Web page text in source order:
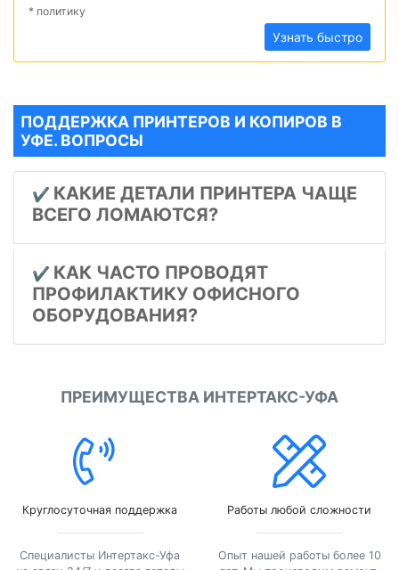
* политику
Узнать быстро
ПОДДЕРЖКА ПРИНТЕРОВ И КОПИРОВ В
УФЕ. ВОПРОСЫ
✔️ КАКИЕ ДЕТАЛИ ПРИНТЕРА ЧАЩЕ
ВСЕГО ЛОМАЮТСЯ?
✔️ КАК ЧАСТО ПРОВОДЯТ
ПРОФИЛАКТИКУ ОФИСНОГО
ОБОРУДОВАНИЯ?
ПРЕИМУЩЕСТВА ИНТЕРТАКС-УФА
Круглосуточная поддержка
Специалисты Интертакс-Уфа
Работы любой сложности
Опыт нашей работы более 10